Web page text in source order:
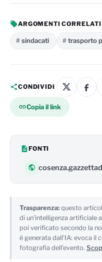
ARGOMENTI CORRELATI
sindacati trasporto
CONDIVIDI
Copia il link
FONTI
Trasparenza: questo
di un'intelligenza artificiale
poi verificato secondo la
è generata dall'IA: evoca il
fotografia dell'evento.